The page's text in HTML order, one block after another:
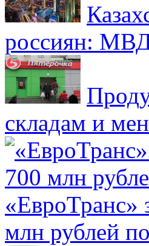
россиян:
складам и
«ЕвроТранс»
млн рублей